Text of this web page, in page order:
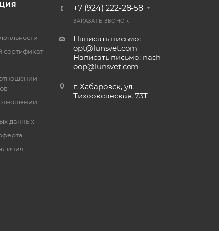
данных
+7 (924) 222-28-58
ЗАКАЗАТЬ ЗВОНОК
Написать письмо:
opt@lunsvet.com
Написать письмо: nach-
oop@lunsvet.com
г. Хабаровск, ул.
Тихоокеанская, 73Т